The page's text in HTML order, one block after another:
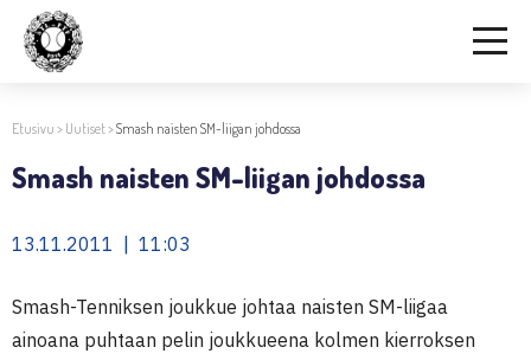
Etusivu > Uutiset>Smash naisten SM-liigan johdossa
Smash naisten SM-liigan johdossa
13.11.2011 | 11:03
Smash-Tenniksen joukkue johtaa naisten SM-liigaa
ainoana puhtaan pelin joukkueena kolmen kierroksen